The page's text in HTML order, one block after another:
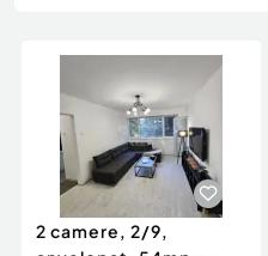
Animale de companie
Afaceri și echipamente
Inchiriere Bunuri si
Utilaje agricole si
Piese auto si accesorii
Dacia Duster
2 camere, 2/9,